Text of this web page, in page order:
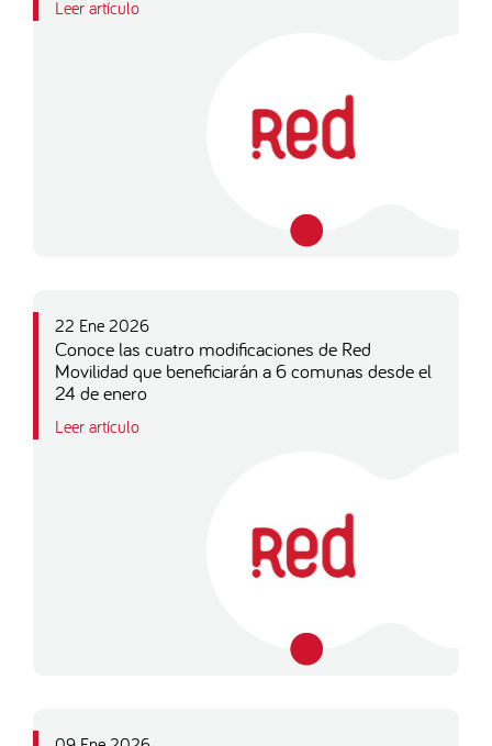
Leer artículo
22 Ene 2026
Conoce las cuatro modificaciones de Red
Movilidad que beneficiarán a 6 comunas desde el
24 de enero
Leer artículo